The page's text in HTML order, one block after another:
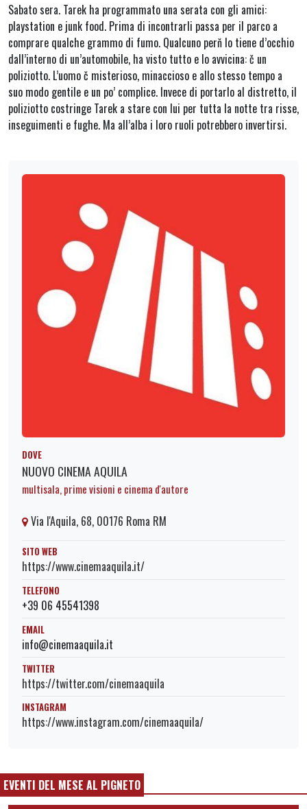
Sabato sera. Tarek ha programmato una serata con gli amici:
playstation e junk food. Prima di incontrarli passa per il parco a
comprare qualche grammo di fumo. Qualcuno perň lo tiene d’occhio
dall’interno di un’automobile, ha visto tutto e lo avvicina: č un
poliziotto. L’uomo č misterioso, minaccioso e allo stesso tempo a
suo modo gentile e un po’ complice. Invece di portarlo al distretto, il
poliziotto costringe Tarek a stare con lui per tutta la notte tra risse,
inseguimenti e fughe. Ma all’alba i loro ruoli potrebbero invertirsi.
DOVE
NUOVO CINEMA AQUILA
multisala, prime visioni e cinema d'autore
Via l'Aquila, 68, 00176 Roma RM
SITO WEB
https://www.cinemaaquila.it/
TELEFONO
+39 06 45541398
EMAIL
info@cinemaaquila.it
TWITTER
https://twitter.com/cinemaaquila
INSTAGRAM
https://www.instagram.com/cinemaaquila/
EVENTI DEL MESE AL PIGNETO